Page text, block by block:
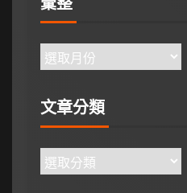
文章分類